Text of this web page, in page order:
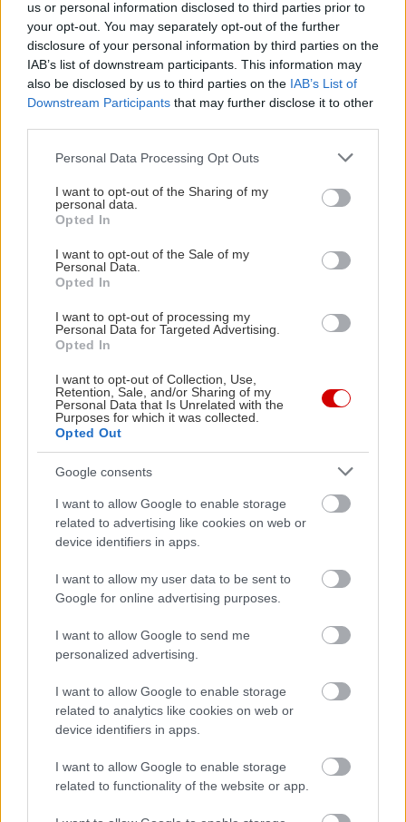
us or personal information disclosed to third parties prior to
your opt-out. You may separately opt-out of the further
disclosure of your personal information by third parties on the
IAB’s list of downstream participants. This information may
also be disclosed by us to third parties on the IAB’s List of
Downstream Participants that may further disclose it to other
Please note that this website/app uses one or more Google
not limited to your visit or usage behaviour. You may click to
grant or deny consent to Google and its third-party tags to
use your data for below specified purposes in below Google
consent section.
Personal Data Processing Opt Outs
I want to opt-out of the Sharing of my
personal data.
Opted In
I want to opt-out of the Sale of my
Personal Data.
Opted In
I want to opt-out of processing my
Personal Data for Targeted Advertising.
Opted In
I want to opt-out of Collection, Use,
Retention, Sale, and/or Sharing of my
Personal Data that Is Unrelated with the
Purposes for which it was collected.
Opted Out
Google consents
I want to allow Google to enable storage
related to advertising like cookies on web or
device identifiers in apps.
I want to allow my user data to be sent to
Google for online advertising purposes.
I want to allow Google to send me
personalized advertising.
I want to allow Google to enable storage
related to analytics like cookies on web or
device identifiers in apps.
I want to allow Google to enable storage
related to functionality of the website or app.